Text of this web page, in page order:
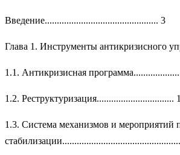
Введение............................................... 3
Глава 1. Инструменты антикризисного
1.1. Антикризисная
1.2. Реструктуризация................................
1.3. Система механизмов и мероприятий